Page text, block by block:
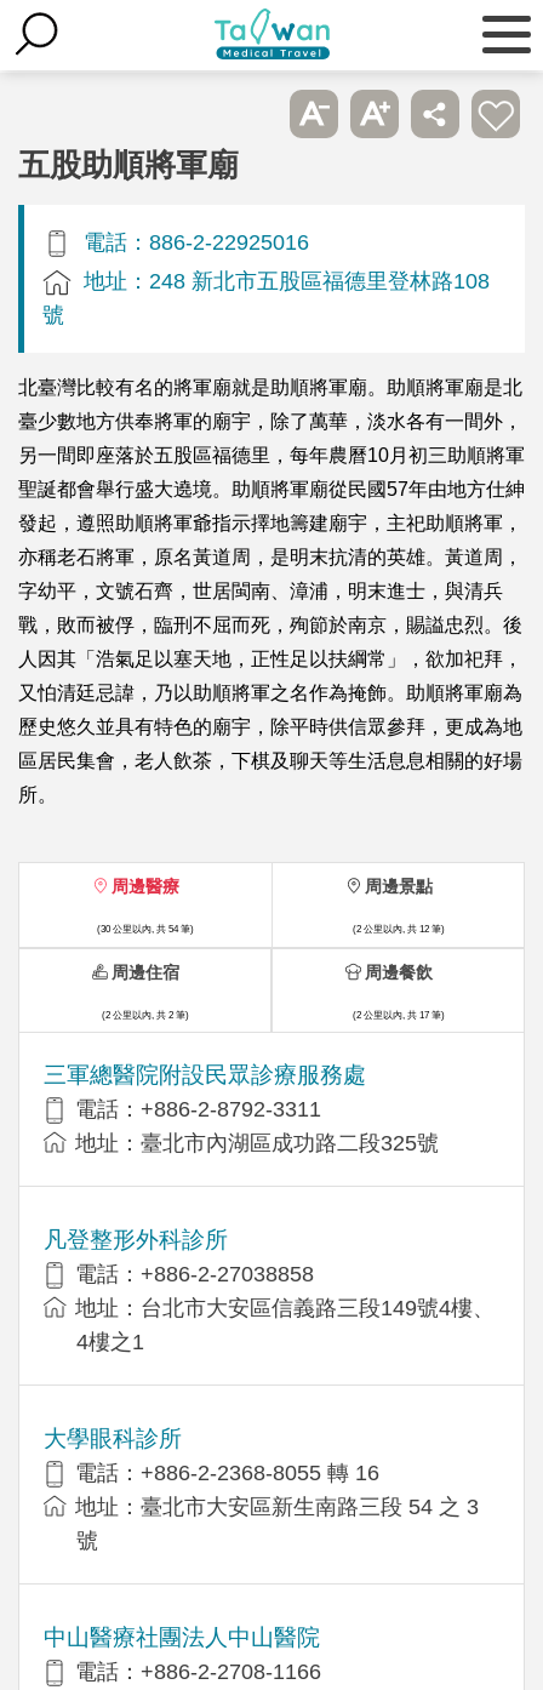
五股助順將軍廟
電話：886-2-22925016
地址：248 新北市五股區福德里登林路108
號
北臺灣比較有名的將軍廟就是助順將軍廟。助順將軍廟是北
臺少數地方供奉將軍的廟宇，除了萬華，淡水各有一間外，
另一間即座落於五股區福德里，每年農曆10月初三助順將軍
聖誕都會舉行盛大遶境。助順將軍廟從民國57年由地方仕紳
發起，遵照助順將軍爺指示擇地籌建廟宇，主祀助順將軍，
亦稱老石將軍，原名黃道周，是明末抗清的英雄。黃道周，
字幼平，文號石齊，世居閩南、漳浦，明末進士，與清兵
戰，敗而被俘，臨刑不屈而死，殉節於南京，賜謚忠烈。後
人因其「浩氣足以塞天地，正性足以扶綱常」，欲加祀拜，
又怕清廷忌諱，乃以助順將軍之名作為掩飾。助順將軍廟為
歷史悠久並具有特色的廟宇，除平時供信眾參拜，更成為地
區居民集會，老人飲茶，下棋及聊天等生活息息相關的好場
所。
周邊醫療
(30 公里以內, 共 54 筆)
三軍總醫院附設民眾診療服務處
電話：+886-2-8792-3311
地址：臺北市內湖區成功路二段325號
凡登整形外科診所
電話：+886-2-27038858
地址：台北市大安區信義路三段149號4樓、
4樓之1
大學眼科診所
電話：+886-2-2368-8055 轉 16
地址：臺北市大安區新生南路三段 54 之 3
號
中山醫療社團法人中山醫院
電話：+886-2-2708-1166
周邊景點
(2 公里以內, 共 12 筆)
周邊住宿
(2 公里以內, 共 2 筆)
周邊餐飲
(2 公里以內, 共 17 筆)